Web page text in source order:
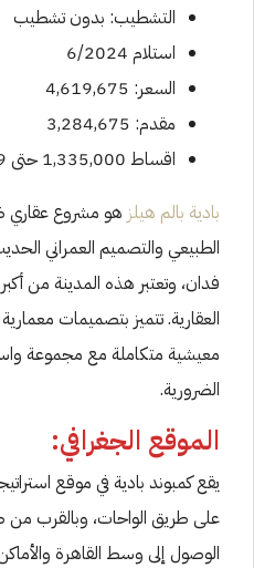
التشطيب: بدون تشطيب
استلام 6/2024
السعر: 4,619,675
مقدم: 3,284,675
اقساط 1,335,000 حتى 2029 شامل الصيانة
بادية بالم هيلز هو مشروع عقاري
فدان، وتعتبر هذه المدينة من
العقارية. تتميز بتصميمات
معيشية متكاملة مع مجموعة
الضرورية.
الموقع الجغرافي:
يقع كمبوند بادية في موقع
على طريق الواحات، وبالقرب
الوصول إلى وسط القاهرة